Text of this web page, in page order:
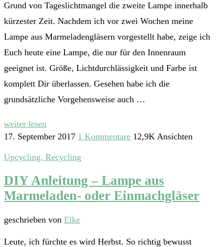
Grund von Tageslichtmangel die zweite Lampe innerhalb
kürzester Zeit. Nachdem ich vor zwei Wochen meine
Lampe aus Marmeladengläsern vorgestellt habe, zeige ich
Euch heute eine Lampe, die nur für den Innenraum
geeignet ist. Größe, Lichtdurchlässigkeit und Farbe ist
komplett Dir überlassen. Gesehen habe ich die
grundsätzliche Vorgehensweise auch …
weiter lesen
17. September 2017 1 Kommentare 12,9K Ansichten
Upcycling, Recycling
DIY Anleitung – Lampe aus
Marmeladen- oder Einmachgläser
geschrieben von Elke
Leute, ich fürchte es wird Herbst. So richtig bewusst